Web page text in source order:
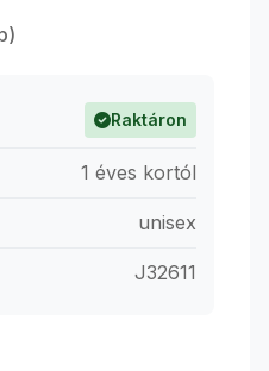
Raktáron
1 éves kortól
unisex
J32611